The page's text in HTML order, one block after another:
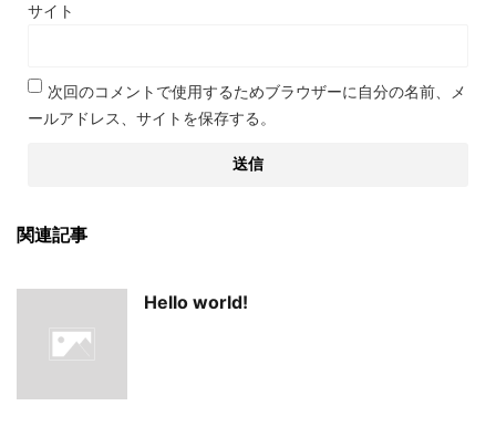
サイト
次回のコメントで使用するためブラウザーに自分の名前、メ
ールアドレス、サイトを保存する。
関連記事
Hello world!